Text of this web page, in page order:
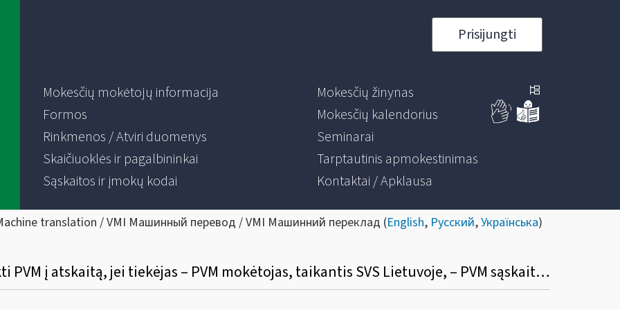
Prisijungti
Mokesčių mokėtojų informacija
Formos
Rinkmenos / Atviri duomenys
Skaičiuoklės ir pagalbininkai
Sąskaitos ir įmokų kodai
Mokesčių žinynas
Mokesčių kalendorius
Seminarai
Tarptautinis apmokestinimas
Kontaktai / Apklausa
translation / VMI Машинный перевод / VMI Машинний переклад (English, Русский,Українська)
Ar pirkėjas, PVM mokėtojas, gali traukti PVM į atskaitą, jei tiekėjas – PVM mokėtojas, taikantis SVS Lietuvoje, – PVM sąskaitoje faktūroje išskyrė PVM?